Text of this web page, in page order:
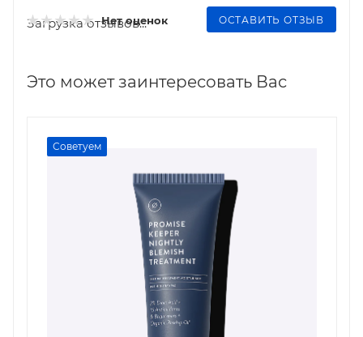
Нет оценок ОСТАВИТЬ ОТЗЫВ
Загрузка отзывов...
Это может заинтересовать Вас
Советуем